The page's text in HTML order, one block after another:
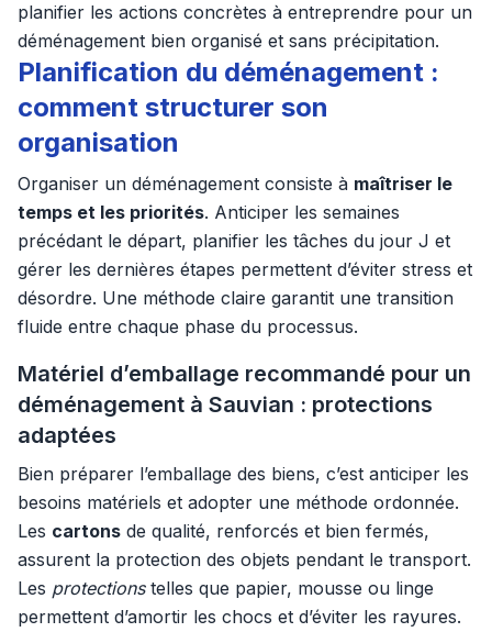
planifier les actions concrètes à entreprendre pour un
déménagement bien organisé et sans précipitation.
Planification du déménagement :
comment structurer son
organisation
Organiser un déménagement consiste à maîtriser le
temps et les priorités. Anticiper les semaines
précédant le départ, planifier les tâches du jour J et
gérer les dernières étapes permettent d’éviter stress et
désordre. Une méthode claire garantit une transition
fluide entre chaque phase du processus.
Matériel d’emballage recommandé pour un
déménagement à Sauvian : protections
adaptées
Bien préparer l’emballage des biens, c’est anticiper les
besoins matériels et adopter une méthode ordonnée.
Les cartons de qualité, renforcés et bien fermés,
assurent la protection des objets pendant le transport.
Les protectionstelles que papier, mousse ou linge
permettent d’amortir les chocs et d’éviter les rayures.